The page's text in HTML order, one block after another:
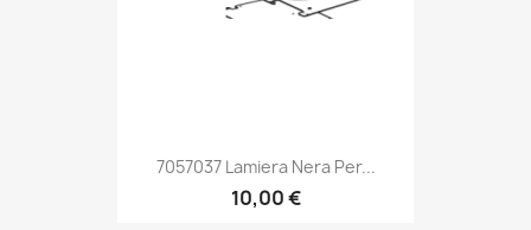
7057037 Lamiera Nera Per...
10,00 €